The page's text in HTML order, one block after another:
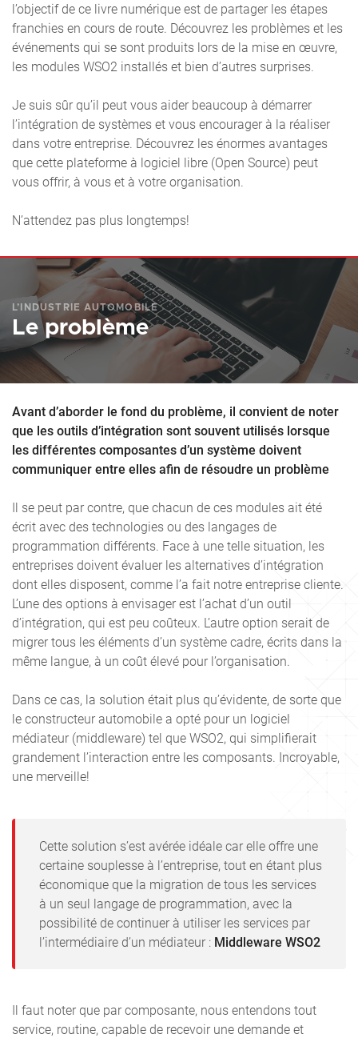
l’objectif de ce livre numérique est de partager les étapes
franchies en cours de route. Découvrez les problèmes et les
événements qui se sont produits lors de la mise en œuvre,
les modules WSO2 installés et bien d’autres surprises.
Je suis sûr qu’il peut vous aider beaucoup à démarrer
l’intégration de systèmes et vous encourager à la réaliser
dans votre entreprise. Découvrez les énormes avantages
que cette plateforme à logiciel libre (Open Source) peut
vous offrir, à vous et à votre organisation.
N’attendez pas plus longtemps!
L’INDUSTRIE AUTOMOBILE
Le problème
Avant d’aborder le fond du problème, il convient de noter
que les outils d’intégration sont souvent utilisés lorsque
les différentes composantes d’un système doivent
communiquer entre elles afin de résoudre un problème
Il se peut par contre, que chacun de ces modules ait été
écrit avec des technologies ou des langages de
programmation différents. Face à une telle situation, les
entreprises doivent évaluer les alternatives d’intégration
dont elles disposent, comme l’a fait notre entreprise cliente.
L’une des options à envisager est l’achat d’un outil
d’intégration, qui est peu coûteux. L’autre option serait de
migrer tous les éléments d’un système cadre, écrits dans la
même langue, à un coût élevé pour l’organisation.
Dans ce cas, la solution était plus qu’évidente, de sorte que
le constructeur automobile a opté pour un logiciel
médiateur (middleware) tel que WSO2, qui simplifierait
grandement l’interaction entre les composants. Incroyable,
une merveille!
Cette solution s’est avérée idéale car elle offre une
certaine souplesse à l’entreprise, tout en étant plus
économique que la migration de tous les services
à un seul langage de programmation, avec la
possibilité de continuer à utiliser les services par
l’intermédiaire d’un médiateur : Middleware WSO2
Il faut noter que par composante, nous entendons tout
service, routine, capable de recevoir une demande et